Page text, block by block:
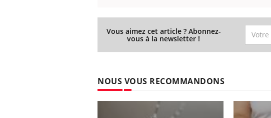
Vous aimez cet article ? Abonnez-
vous à la newsletter !
NOUS VOUS RECOMMANDONS